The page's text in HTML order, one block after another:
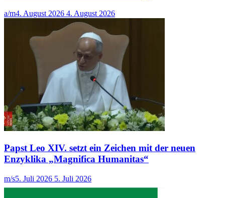
a/m4. August 2026 4. August 2026
Papst Leo XIV. setzt ein Zeichen mit der neuen
Enzyklika „Magnifica Humanitas“
m/s5. Juli 2026 5. Juli 2026